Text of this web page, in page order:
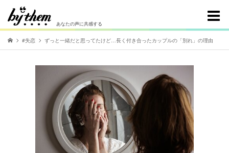
あなたの声に共感する
#失恋 ずっと一緒だと思ってたけど…長く付き合ったカップルの「別れ」の理由